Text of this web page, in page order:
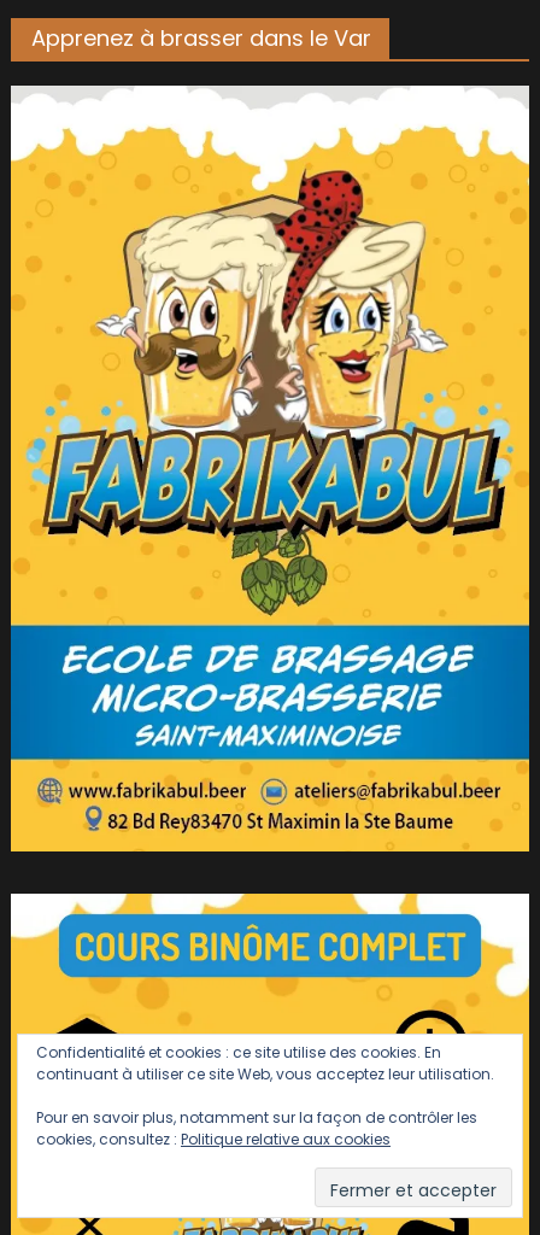
Apprenez à brasser dans le Var
Confidentialité et cookies : ce site utilise des cookies. En
continuant à utiliser ce site Web, vous acceptez leur utilisation.
Pour en savoir plus, notamment sur la façon de contrôler les
cookies, consultez : Politique relative aux cookies